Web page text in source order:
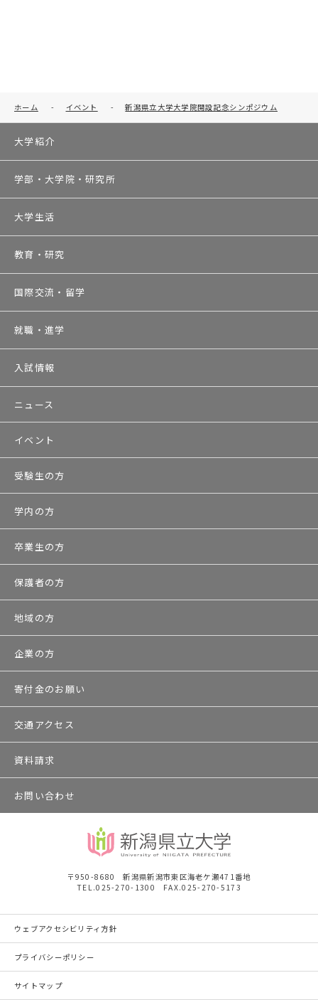
ホーム - イベント - 新潟県立大学大学院開設記念シンポジウム
大学紹介
学部・大学院・研究所
大学生活
教育・研究
国際交流・留学
就職・進学
入試情報
ニュース
イベント
受験生の方
学内の方
卒業生の方
保護者の方
地域の方
企業の方
寄付金のお願い
交通アクセス
資料請求
お問い合わせ
〒950-8680 新潟県新潟市東区海老ケ瀬471番地
TEL.025-270-1300 FAX.025-270-5173
ウェブアクセシビリティ方針
プライバシーポリシー
サイトマップ